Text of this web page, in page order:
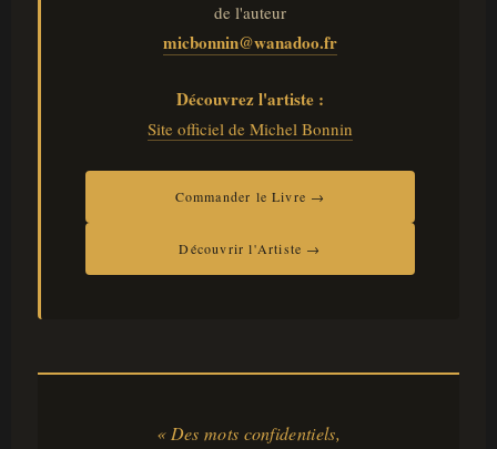
de l'auteur
micbonnin@wanadoo.fr
Découvrez l'artiste :
Site officiel de Michel Bonnin
Commander le Livre →
Découvrir l'Artiste →
« Des mots confidentiels,